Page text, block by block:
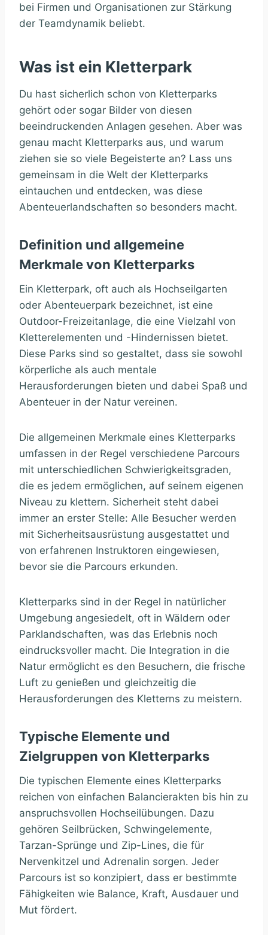
bei Firmen und Organisationen zur Stärkung
der Teamdynamik beliebt.
Was ist ein Kletterpark
Du hast sicherlich schon von Kletterparks
gehört oder sogar Bilder von diesen
beeindruckenden Anlagen gesehen. Aber was
genau macht Kletterparks aus, und warum
ziehen sie so viele Begeisterte an? Lass uns
gemeinsam in die Welt der Kletterparks
eintauchen und entdecken, was diese
Abenteuerlandschaften so besonders macht.
Definition und allgemeine
Merkmale von Kletterparks
Ein Kletterpark, oft auch als Hochseilgarten
oder Abenteuerpark bezeichnet, ist eine
Outdoor-Freizeitanlage, die eine Vielzahl von
Kletterelementen und -Hindernissen bietet.
Diese Parks sind so gestaltet, dass sie sowohl
körperliche als auch mentale
Herausforderungen bieten und dabei Spaß und
Abenteuer in der Natur vereinen.
Die allgemeinen Merkmale eines Kletterparks
umfassen in der Regel verschiedene Parcours
mit unterschiedlichen Schwierigkeitsgraden,
die es jedem ermöglichen, auf seinem eigenen
Niveau zu klettern. Sicherheit steht dabei
immer an erster Stelle: Alle Besucher werden
mit Sicherheitsausrüstung ausgestattet und
von erfahrenen Instruktoren eingewiesen,
bevor sie die Parcours erkunden.
Kletterparks sind in der Regel in natürlicher
Umgebung angesiedelt, oft in Wäldern oder
Parklandschaften, was das Erlebnis noch
eindrucksvoller macht. Die Integration in die
Natur ermöglicht es den Besuchern, die frische
Luft zu genießen und gleichzeitig die
Herausforderungen des Kletterns zu meistern.
Typische Elemente und
Zielgruppen von Kletterparks
Die typischen Elemente eines Kletterparks
reichen von einfachen Balancierakten bis hin zu
anspruchsvollen Hochseilübungen. Dazu
gehören Seilbrücken, Schwingelemente,
Tarzan-Sprünge und Zip-Lines, die für
Nervenkitzel und Adrenalin sorgen. Jeder
Parcours ist so konzipiert, dass er bestimmte
Fähigkeiten wie Balance, Kraft, Ausdauer und
Mut fördert.